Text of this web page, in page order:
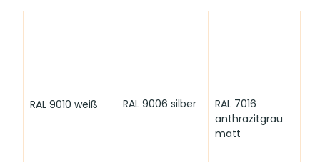
RAL 9010 weiß RAL 9006 silber
RAL 7016
anthrazitgrau
matt